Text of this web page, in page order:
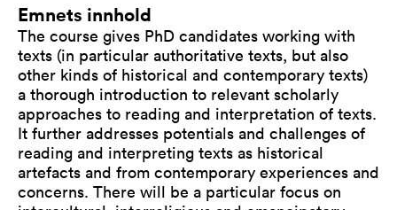
Emnets innhold
The course gives PhD candidates working with
texts (in particular authoritative texts, but also
other kinds of historical and contemporary texts)
a thorough introduction to relevant scholarly
approaches to reading and interpretation of texts.
It further addresses potentials and challenges of
reading and interpreting texts as historical
artefacts and from contemporary experiences and
concerns. There will be a particular focus on